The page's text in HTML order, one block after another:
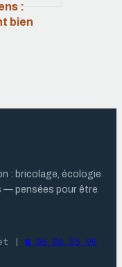
:
bien
: bricolage, écologie
— pensées pour être
| ☎ 06 06 55 90